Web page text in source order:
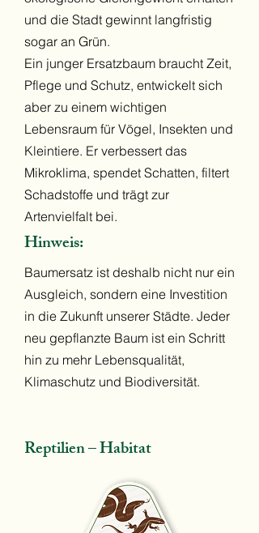
und die Stadt gewinnt langfristig
sogar an Grün.
Ein junger Ersatzbaum braucht Zeit,
Pflege und Schutz, entwickelt sich
aber zu einem wichtigen
Lebensraum für Vögel, Insekten und
Kleintiere. Er verbessert das
Mikroklima, spendet Schatten, filtert
Schadstoffe und trägt zur
Artenvielfalt bei.
Hinweis:
Baumersatz ist deshalb nicht nur ein
Ausgleich, sondern eine Investition
in die Zukunft unserer Städte. Jeder
neu gepflanzte Baum ist ein Schritt
hin zu mehr Lebensqualität,
Klimaschutz und Biodiversität.
Reptilien – Habitat